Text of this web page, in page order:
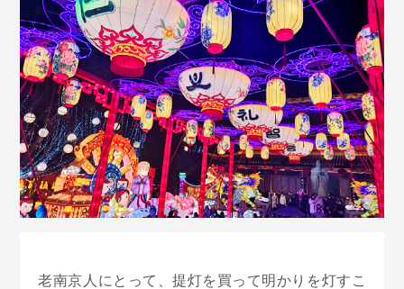
老南京人にとって、提灯を買って明かりを灯すこ